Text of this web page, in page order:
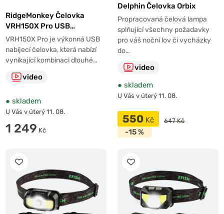
RidgeMonkey Čelovka
VRH150X Pro USB
Rechargeable Headtorch
VRH150X Pro je výkonná USB
nabíjecí čelovka, která nabízí
vynikající kombinaci dlouhé…
video
● skladem
U Vás v úterý 11. 08.
1 249 Kč
Delphin Čelovka Orbix
Propracovaná čelová lampa
splňující všechny požadavky
pro váš noční lov či vycházky
do…
video
● skladem
U Vás v úterý 11. 08.
550 Kč 647 Kč
-15 %